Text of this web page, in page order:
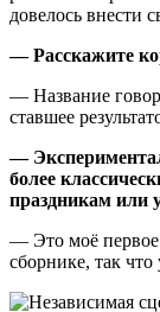
довелось внести
— Расскажите
— Название
ставшее
—
более
праздникам или
— Это моё первое
сборнике, так